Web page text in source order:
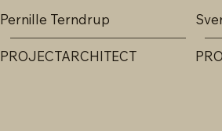
Pernille Terndrup
PROJECTARCHITECT